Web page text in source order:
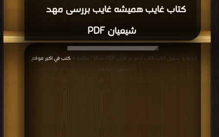
كتاب غایب همیشه غایب بررسی مهدی
شیعیان PDF
قراءة و تحميل كتاب كتاب تدبر در قرآن PDF مجانا | مكتبة > كتب في اكبر موقع
التحميل : مرة/مرات